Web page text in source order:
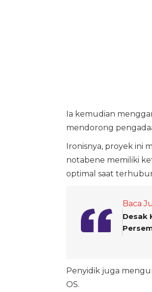
Ia kemudian
mendorong
Ironisnya, proyek ini
notabene memiliki
optimal saat
Baca
Desak
Penyidik juga
OS.